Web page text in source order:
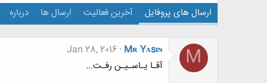
ارسال های پروفایل آخرین فعالیت ارسال ها درباره
M
Mʀ Yᴀsɪɴ
Jan 28, 2016
آقـا یـاسـیـن رفـت...